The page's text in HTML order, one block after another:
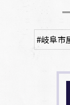
#岐阜市